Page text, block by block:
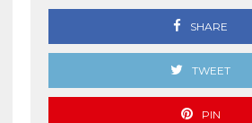
SHARE
TWEET
PIN